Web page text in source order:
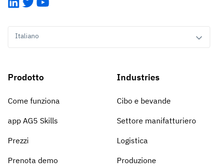
Italiano
Prodotto
Come funziona
app AG5 Skills
Prezzi
Prenota demo
Industries
Cibo e bevande
Settore manifatturiero
Logistica
Produzione